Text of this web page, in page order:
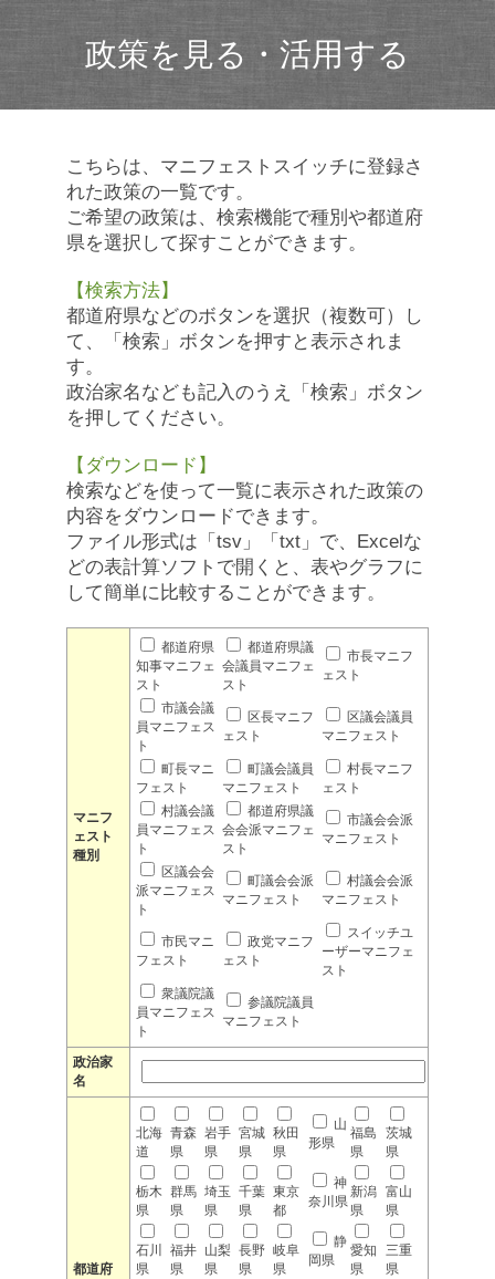
政策を見る・活用する
こちらは、マニフェストスイッチに登録さ
れた政策の一覧です。
ご希望の政策は、検索機能で種別や都道府
県を選択して探すことができます。
【検索方法】
都道府県などのボタンを選択（複数可）し
て、「検索」ボタンを押すと表示されま
す。
政治家名なども記入のうえ「検索」ボタン
を押してください。
【ダウンロード】
検索などを使って一覧に表示された政策の
内容をダウンロードできます。
ファイル形式は「tsv」「txt」で、Excelな
どの表計算ソフトで開くと、表やグラフに
して簡単に比較することができます。
マニフ
ェスト
種別
都道府県
知事マニフェ
スト
都道府県議
会議員マニフェ
スト
市長マニフ
ェスト
市議会議
員マニフェス
ト
区長マニフ
ェスト
区議会議員
マニフェスト
町長マニ
フェスト
町議会議員
マニフェスト
村長マニフ
ェスト
村議会議
員マニフェス
ト
都道府県議
会会派マニフェ
スト
市議会会派
マニフェスト
区議会会
派マニフェス
ト
町議会会派
マニフェスト
村議会会派
マニフェスト
市民マニ
フェスト
政党マニフ
ェスト
スイッチユ
ーザーマニフェ
スト
衆議院議
員マニフェス
ト
参議院議員
マニフェスト
政治家
名
都道府
北海
道
青森
県
岩手
県
宮城
県
秋田
県
山
形県
福島
県
茨城
県
栃木
県
群馬
県
埼玉
県
千葉
県
東京
都
神
奈川県
新潟
県
富山
県
石川
県
福井
県
山梨
県
長野
県
岐阜
県
静
岡県
愛知
県
三重
県